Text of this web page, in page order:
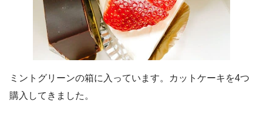
ミントグリーンの箱に入っています。カットケーキを4つ
購入してきました。